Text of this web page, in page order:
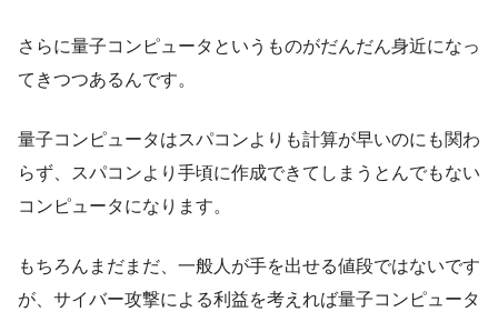
さらに量子コンピュータというものがだんだん身近になっ
てきつつある んです。
量子コンピュータはスパコンよりも計算が早いのにも関わ
らず、スパコンより手頃に作成できてしまうとんでもない
コンピュータになります。
もちろんまだまだ、一般人が手を出せる値段ではないです
が、サイバー攻撃による利益を考えれば量子コンピュータ